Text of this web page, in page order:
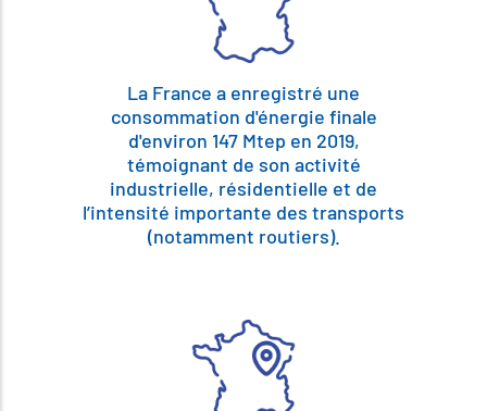
La France a enregistré une
consommation d'énergie finale
d'environ 147 Mtep en 2019,
témoignant de son activité
industrielle, résidentielle et de
l’intensité importante des transports
(notamment routiers).